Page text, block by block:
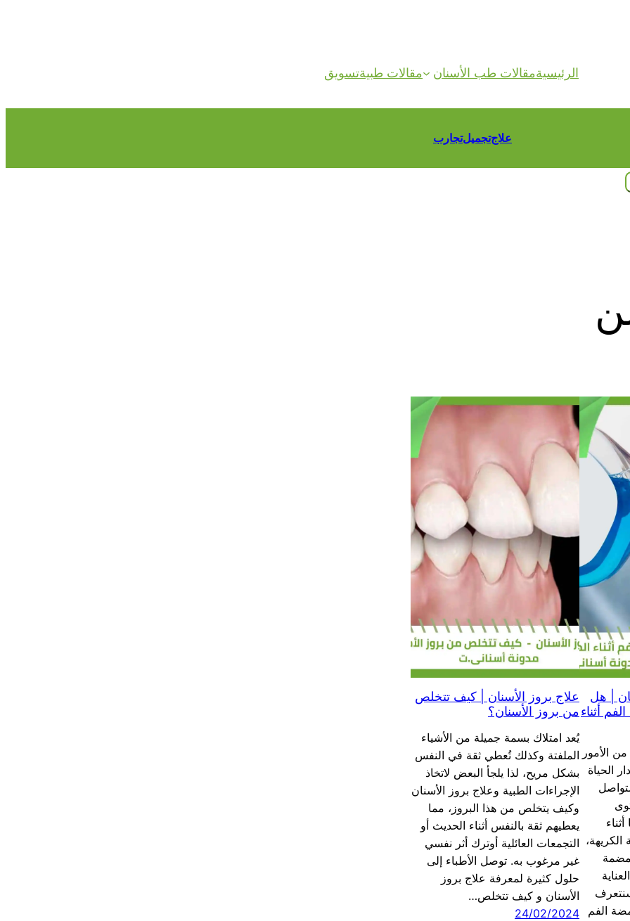
الرئيسيةمقالات طب الأسنان مقالات طبيةتسويق
علاجتجميلتجارب
| هل
أثناء
الأمور
الحياة
الفم
علاج بروز الأسنان | كيف تتخلص
من بروز الأسنان؟
يُعد امتلاك بسمة جميلة من الأشياء
الملفتة وكذلك تُعطي ثقة في النفس
بشكل مريح، لذا يلجأ البعض لاتخاذ
الإجراءات الطبية وعلاج بروز الأسنان
وكيف يتخلص من هذا البروز، مما
يعطيهم ثقة بالنفس أثناء الحديث أو
التجمعات العائلية أوترك أثر نفسي
غير مرغوب به. توصل الأطباء إلى
حلول كثيرة لمعرفة علاج بروز
الأسنان و كيف تتخلص…
24/02/2024